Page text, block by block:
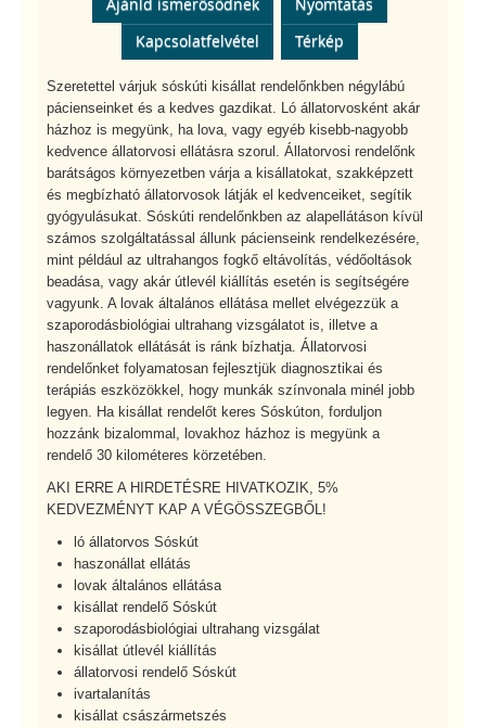
Ajánld ismerősödnek
Nyomtatás
Kapcsolatfelvétel
Térkép
Szeretettel várjuk sóskúti kisállat rendelőnkben négylábú
pácienseinket és a kedves gazdikat. Ló állatorvosként akár
házhoz is megyünk, ha lova, vagy egyéb kisebb-nagyobb
kedvence állatorvosi ellátásra szorul. Állatorvosi rendelőnk
barátságos környezetben várja a kisállatokat, szakképzett
és megbízható állatorvosok látják el kedvenceiket, segítik
gyógyulásukat. Sóskúti rendelőnkben az alapellátáson kívül
számos szolgáltatással állunk pácienseink rendelkezésére,
mint például az ultrahangos fogkő eltávolítás, védőoltások
beadása, vagy akár útlevél kiállítás esetén is segítségére
vagyunk. A lovak általános ellátása mellet elvégezzük a
szaporodásbiológiai ultrahang vizsgálatot is, illetve a
haszonállatok ellátását is ránk bízhatja. Állatorvosi
rendelőnket folyamatosan fejlesztjük diagnosztikai és
terápiás eszközökkel, hogy munkák színvonala minél jobb
legyen. Ha kisállat rendelőt keres Sóskúton, forduljon
hozzánk bizalommal, lovakhoz házhoz is megyünk a
rendelő 30 kilométeres körzetében.
AKI ERRE A HIRDETÉSRE HIVATKOZIK, 5%
KEDVEZMÉNYT KAP A VÉGÖSSZEGBŐL!
ló állatorvos Sóskút
haszonállat ellátás
lovak általános ellátása
kisállat rendelő Sóskút
szaporodásbiológiai ultrahang vizsgálat
kisállat útlevél kiállítás
állatorvosi rendelő Sóskút
ivartalanítás
kisállat császármetszés